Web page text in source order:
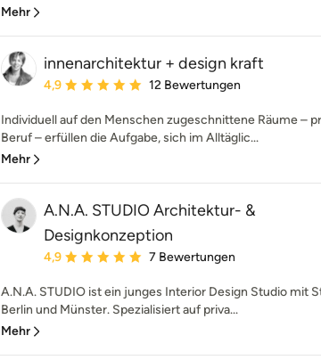
Mehr
innenarchitektur + design kraft
Durchschnittliche Bewertung: 4.9 von 5 Sternen
4,9 12 Bewertungen
Individuell auf den Menschen zugeschnittene Räume –
Beruf – erfüllen die Aufgabe, sich im Alltäglic...
Mehr
A.N.A. STUDIO Architektur- &
Designkonzeption
Durchschnittliche Bewertung: 4.9 von 5 Sternen
4,9 7 Bewertungen
A.N.A. STUDIO ist ein junges Interior Design Studio mit
Berlin und Münster. Spezialisiert auf priva...
Mehr